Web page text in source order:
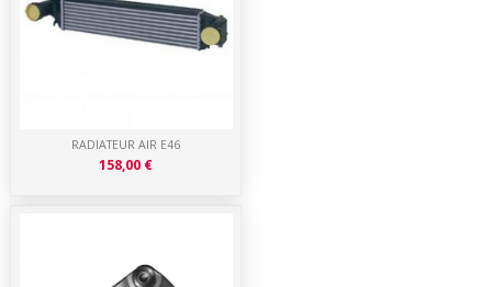
RADIATEUR AIR E46
158,00 €